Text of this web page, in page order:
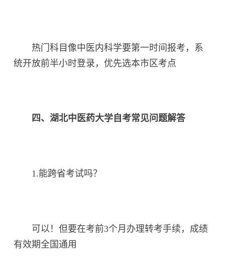
热门科目像中医内科学要第一时间报考，系
统开放前半小时登录，优先选本市区考点
四、湖北中医药大学自考常见问题解答
1.能跨省考试吗？
可以！但要在考前3个月办理转考手续，成绩
有效期全国通用